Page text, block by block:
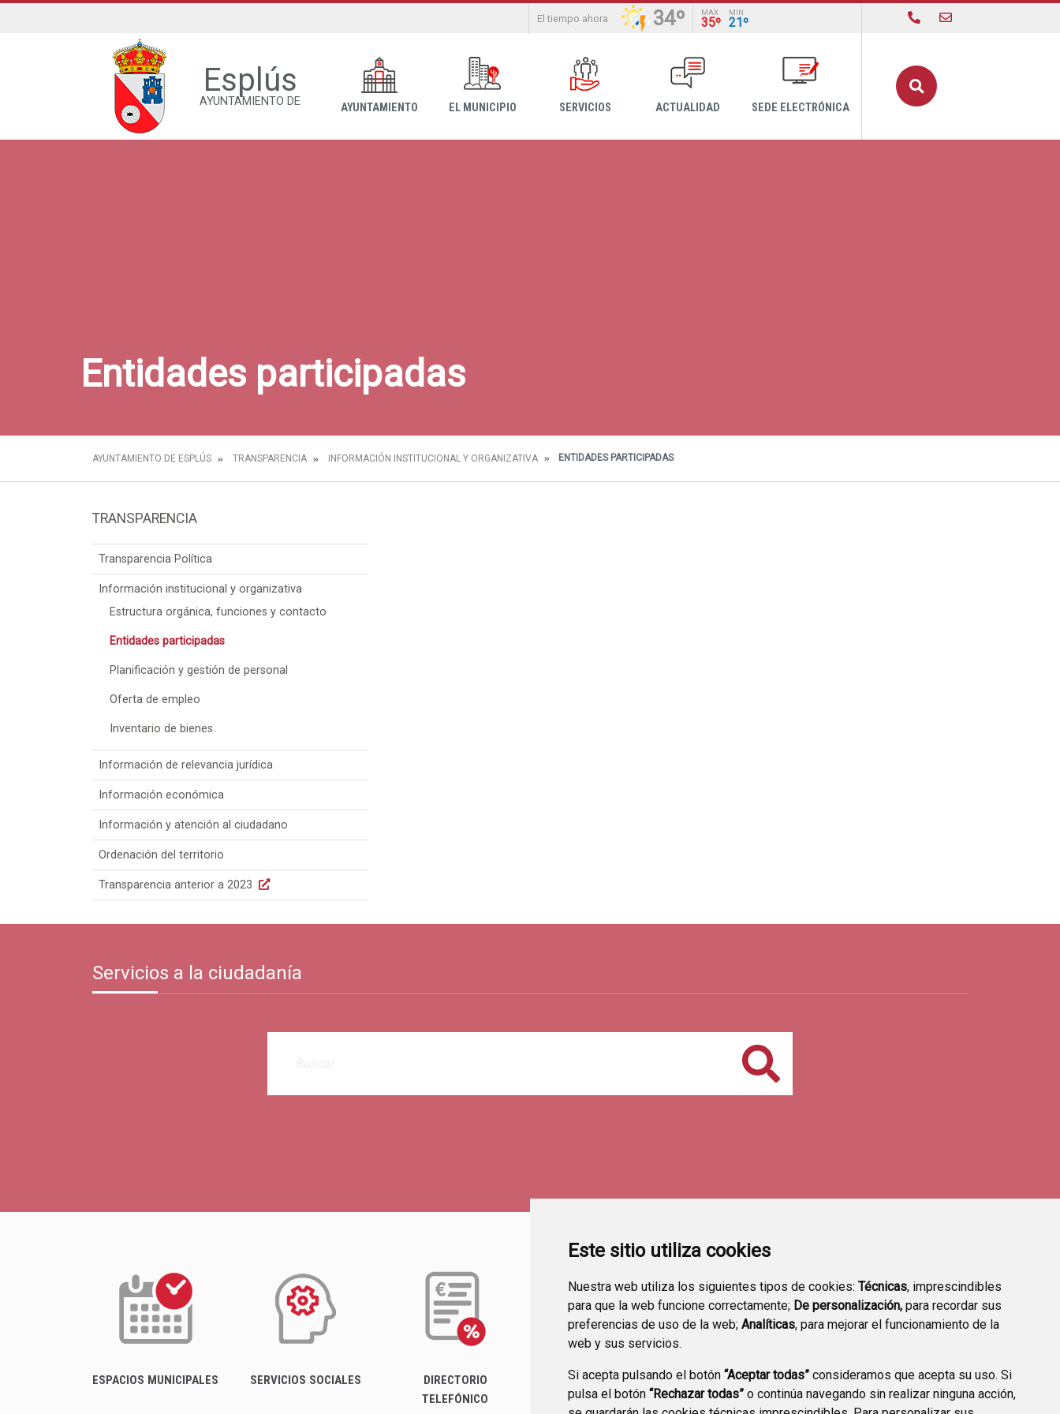
Este sitio utiliza cookies
Nuestra web utiliza los siguientes tipos de cookies: Técnicas, imprescindibles
para que la web funcione correctamente; De personalización, para recordar sus
preferencias de uso de la web; Analíticas, para mejorar el funcionamiento de la
web y sus servicios.
Si acepta pulsando el botón “Aceptar todas” consideramos que acepta su uso. Si
pulsa el botón “Rechazar todas” o continúa navegando sin realizar ninguna acción,
El tiempo ahora 34º MAX
35º
MIN
21º
Esplús
AYUNTAMIENTO DE AYUNTAMIENTO EL MUNICIPIO SERVICIOS ACTUALIDAD SEDE ELECTRÓNICA
Entidades participadas
AYUNTAMIENTO DE ESPLÚS TRANSPARENCIA INFORMACIÓN INSTITUCIONAL Y ORGANIZATIVA ENTIDADES PARTICIPADAS
TRANSPARENCIA
Transparencia Política
Información institucional y organizativa
Estructura orgánica, funciones y contacto
Entidades participadas
Planificación y gestión de personal
Oferta de empleo
Inventario de bienes
Información de relevancia jurídica
Información económica
Información y atención al ciudadano
Ordenación del territorio
Transparencia anterior a 2023
Servicios a la ciudadanía
Buscar
ESPACIOS MUNICIPALES SERVICIOS SOCIALES
DIRECTORIO
TELEFÓNICO
PERFIL DEL
CONTRATANTE
TRANSPARENCIA
VALIDACIÓN DE
DOCUMENTOS